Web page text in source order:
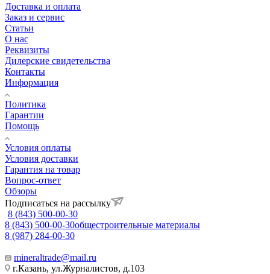
Доставка и оплата
Заказ и сервис
Статьи
О нас
Реквизиты
Дилерские свидетельства
Контакты
Информация
Политика
Гарантии
Помощь
Условия оплаты
Условия доставки
Гарантия на товар
Вопрос-ответ
Обзоры
Подписаться на рассылку
8 (843) 500-00-30
8 (843) 500-00-30общестроительные материалы
8 (987) 284-00-30
mineraltrade@mail.ru
г.Казань, ул.Журналистов, д.103